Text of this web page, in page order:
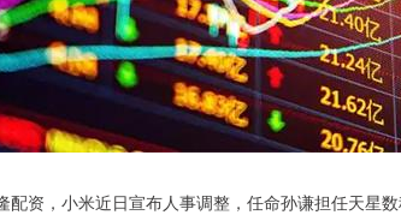
配资，小米近日宣布人事调整，任命孙谦担任天星
39.68 1.02% 深证成指